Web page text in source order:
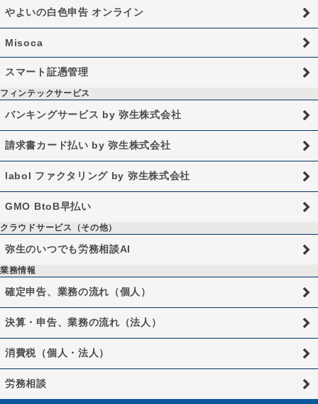
やよいの白色申告 オンライン
Misoca
スマート証憑管理
フィンテックサービス
バンキングサービス by 弥生株式会社
請求書カード払い by 弥生株式会社
labol ファクタリング by 弥生株式会社
GMO BtoB早払い
クラウドサービス（その他）
弥生のいつでも労務相談AI
業務情報
確定申告、業務の流れ（個人）
決算・申告、業務の流れ（法人）
消費税（個人・法人）
労務相談